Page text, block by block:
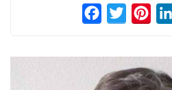
FacebookTwitter